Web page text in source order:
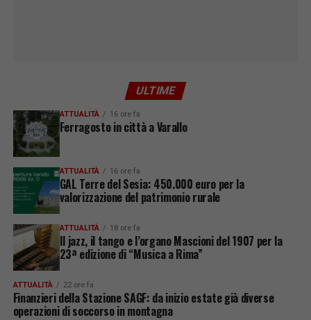
ULTIME
ATTUALITÀ 16 ore fa
Ferragosto in città a Varallo
ATTUALITÀ 16 ore fa
GAL Terre del Sesia: 450.000 euro per la
valorizzazione del patrimonio rurale
ATTUALITÀ 18 ore fa
Il jazz, il tango e l’organo Mascioni del 1907 per la
23ª edizione di “Musica a Rima”
ATTUALITÀ 22 ore fa
Finanzieri della Stazione SAGF: da inizio estate già diverse
operazioni di soccorso in montagna